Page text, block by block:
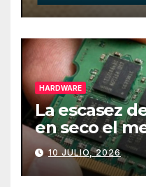
HARDWARE
La escasez
en seco el
de PCs
10 JULIO, 2026